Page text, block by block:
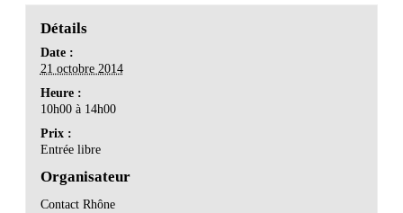
Détails
Date :
21 octobre 2014
Heure :
10h00 à 14h00
Prix :
Entrée libre
Organisateur
Contact Rhône